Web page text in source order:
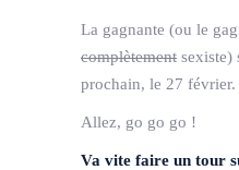
La gagnante (ou le
complètement sexiste)
prochain, le 27 février.
Allez, go go go !
Va vite faire un tour